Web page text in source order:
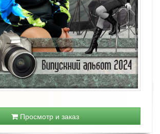
Просмотр и заказ